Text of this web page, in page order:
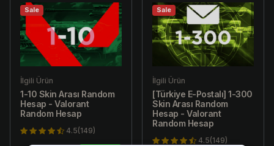
Sale
İlgili Ürün
1-10 Skin Arası Random
Hesap - Valorant
Random Hesap
4.5(149)
Sale
İlgili Ürün
[Türkiye E-Postalı] 1-300
Skin Arası Random
Hesap - Valorant
Random Hesap
4.5(149)